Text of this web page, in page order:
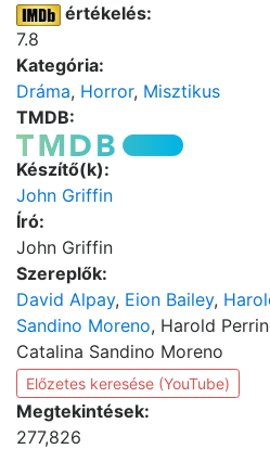
értékelés:
7.8
Kategória:
Dráma, Horror, Misztikus
TMDB:
Készítő(k):
John Griffin
Író:
John Griffin
Szereplők:
David Alpay, Eion Bailey,
Sandino Moreno, Harold
Catalina Sandino Moreno
Előzetes keresése (YouTube)
Megtekintések:
277,826